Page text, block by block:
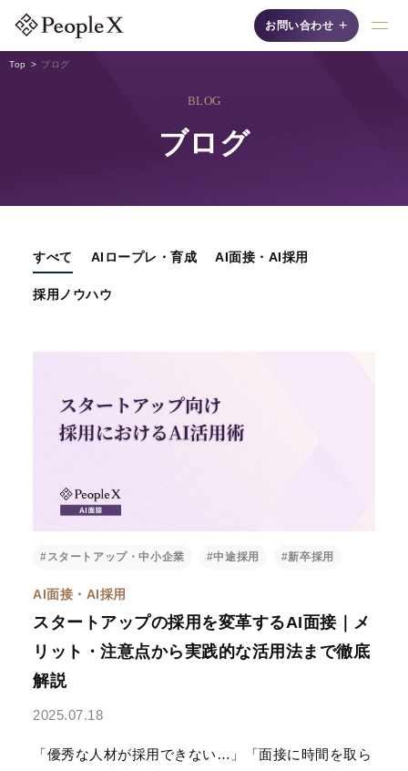
採用支援AIシリーズ
AI面接
自然な対話"で候補者の
活躍支援AIシリーズ
ロープレに対応し、即
時に評価と改善提案も
できる「対話型AIロー
プレ」です。
面談で引き出し、組織
の課題と改善案を可視
化する「対話型AI面
評価支援AIシリーズ
お問い合わせ +
Top ブログ
BLOG
ブログ
すべて AIロープレ・育成 AI面接・AI採用
採用ノウハウ
#スタートアップ・中小企業 #中途採用 #新卒採用
AI面接・AI採用
スタートアップの採用を変革するAI面接｜メ
リット・注意点から実践的な活用法まで徹底
解説
2025.07.18
「優秀な人材が採用できない…」「面接に時間を取ら